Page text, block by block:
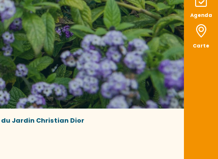
Agenda
Carte
Jardin Christian Dior